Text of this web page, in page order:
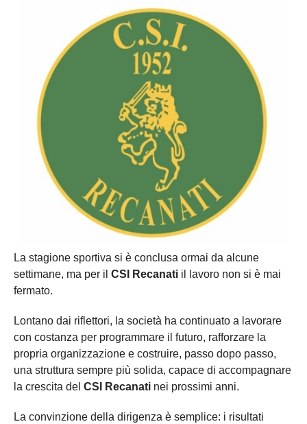
La stagione sportiva si è conclusa ormai da alcune
settimane, ma per il CSI Recanati il lavoro non si è mai
fermato.
Lontano dai riflettori, la società ha continuato a lavorare
con costanza per programmare il futuro, rafforzare la
propria organizzazione e costruire, passo dopo passo,
una struttura sempre più solida, capace di accompagnare
la crescita del CSI Recanati nei prossimi anni.
La convinzione della dirigenza è semplice: i risultati